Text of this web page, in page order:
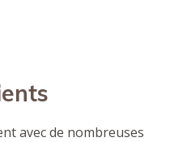
avec de nombreuses